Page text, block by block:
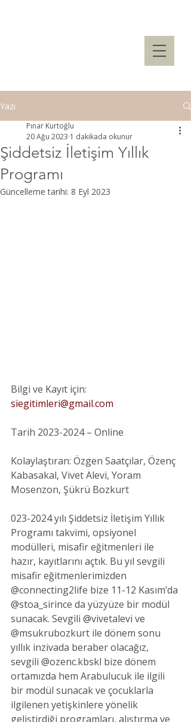
Yazı
Şiddetsiz İletişim Yıllık
Programı
Pınar Kurtoğlu
20 Ağu 2023 1 dakikada okunur
Güncelleme tarihi: 8 Eyl 2023
Bilgi ve Kayıt için:
siegitimleri@gmail.com
Tarih 2023-2024 – Online
Kolaylaştıran: Özgen Saatçılar, Özenç
Kabasakal, Vivet Alevi, Yoram
Mosenzon, Şükrü Bozkurt
023-2024 yılı Şiddetsiz İletişim Yıllık
Programı takvimi, opsiyonel
modülleri, misafir eğitmenleri ile
hazır, kayıtlarını açtık. Bu yıl sevgili
misafir eğitmenlerimizden
@connecting2life bize 11-12 Kasım’da
@stoa_sirince da yüzyüze bir modül
sunacak. Sevgili @vivetalevi ve
@msukrubozkurt ile dönem sonu
yıllık inzivada beraber olacağız,
sevgili @ozenc.kbskl bize dönem
ortamızda hem Arabulucuk ile ilgili
bir modül sunacak ve çocuklarla
ilgilenen yetişkinlere yönelik
geliştirdiği programları, alıştırma ve